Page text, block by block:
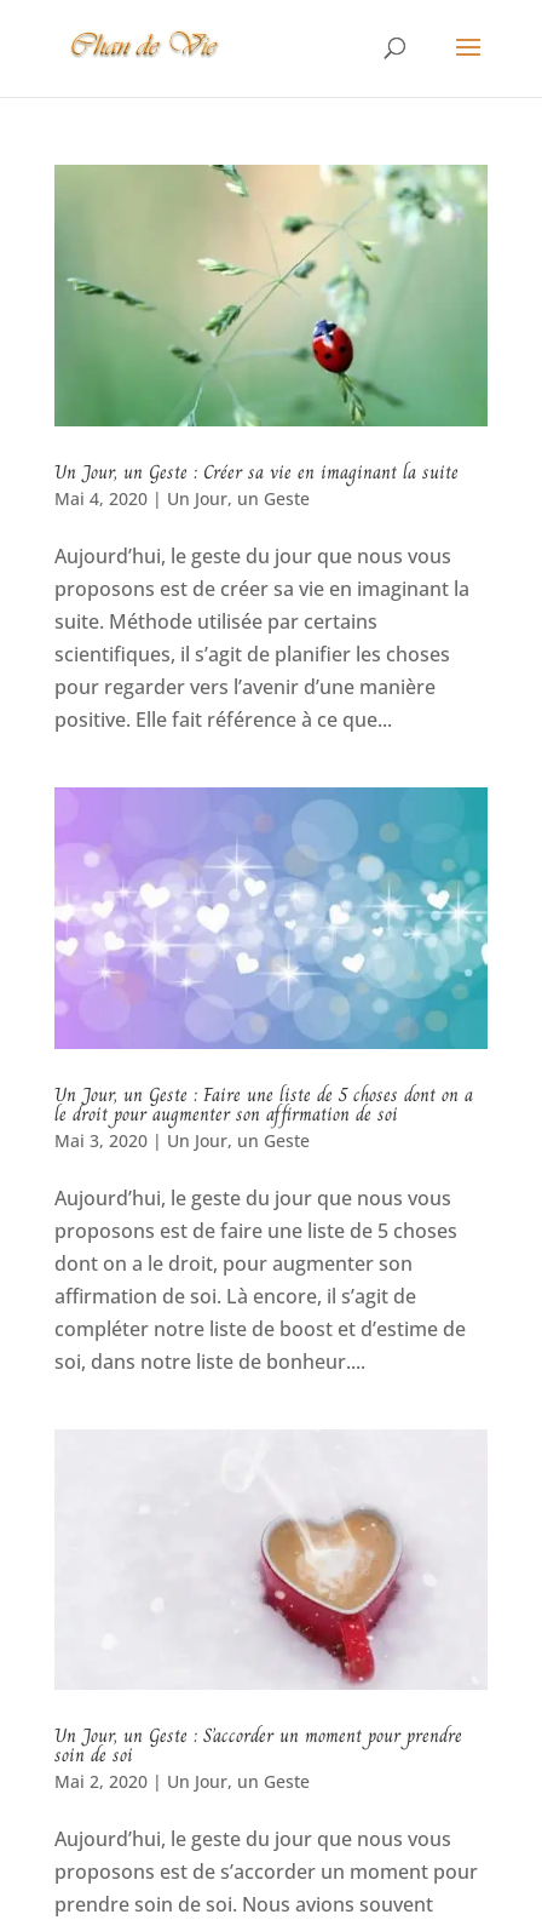
Un Jour, un Geste : Créer sa vie en imaginant la suite
Mai 4, 2020| Un Jour, un Geste
Aujourd’hui, le geste du jour que nous vous
proposons est de créer sa vie en imaginant la
suite. Méthode utilisée par certains
scientifiques, il s’agit de planifier les choses
pour regarder vers l’avenir d’une manière
positive. Elle fait référence à ce que...
Un Jour, un Geste : Faire une liste de 5 choses dont on a
le droit pour augmenter son affirmation de soi
Mai 3, 2020| Un Jour, un Geste
Aujourd’hui, le geste du jour que nous vous
proposons est de faire une liste de 5 choses
dont on a le droit, pour augmenter son
affirmation de soi. Là encore, il s’agit de
compléter notre liste de boost et d’estime de
soi, dans notre liste de bonheur....
Un Jour, un Geste : S’accorder un moment pour prendre
soin de soi
Mai 2, 2020| Un Jour, un Geste
Aujourd’hui, le geste du jour que nous vous
proposons est de s’accorder un moment pour
prendre soin de soi. Nous avions souvent